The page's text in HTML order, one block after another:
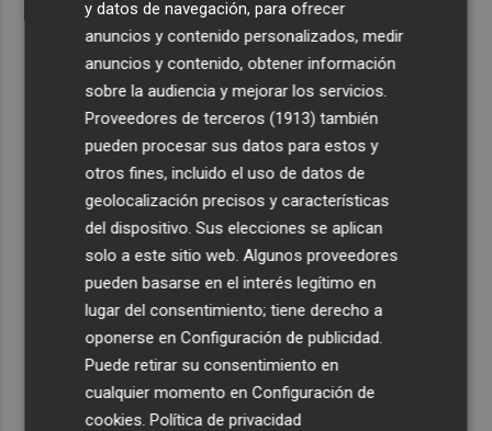
y datos de navegación, para ofrecer
anuncios y contenido personalizados, medir
anuncios y contenido, obtener información
sobre la audiencia y mejorar los servicios.
Proveedores de terceros (1913) también
pueden procesar sus datos para estos y
otros fines, incluido el uso de datos de
geolocalización precisos y características
del dispositivo. Sus elecciones se aplican
solo a este sitio web. Algunos proveedores
pueden basarse en el interés legítimo en
lugar del consentimiento; tiene derecho a
oponerse enConfiguración de publicidad
Puede retirar su consentimiento en
cualquier momento enConfiguración de
cookies .Política de privacidad